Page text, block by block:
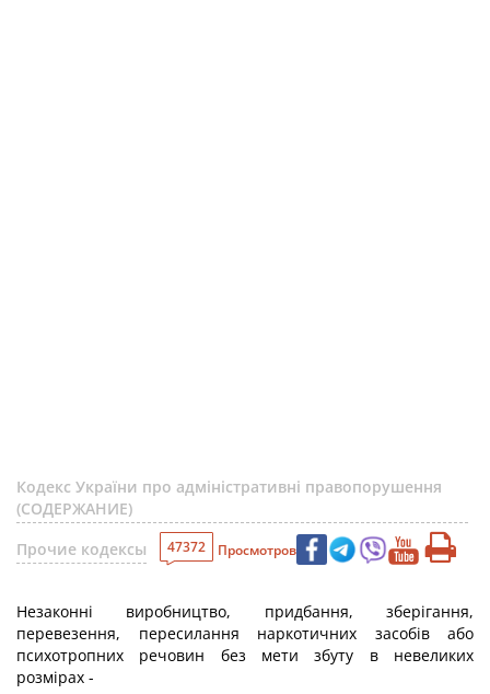
Кодекс України про адміністративні правопорушення
(СОДЕРЖАНИЕ)
Прочие кодексы
47372 Просмотров
Незаконні виробництво, придбання, зберігання,
перевезення, пересилання наркотичних засобів або
психотропних речовин без мети збуту в невеликих
розмірах -